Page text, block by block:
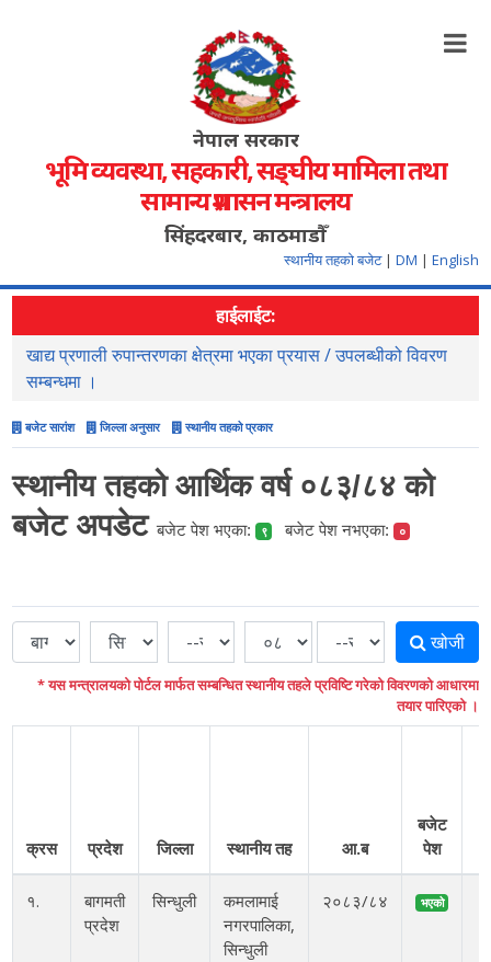
नेपाल सरकार
भूमि व्यवस्था, सहकारी, सङ्‍घीय मामिला तथा
सामान्य प्रशासन मन्त्रालय
सिंहदरबार, काठमाडौँ
स्थानीय तहको बजेट | DM | English
हाईलाईट:
खाद्य प्रणाली रुपान्तरणका क्षेत्रमा भएका प्रयास / उपलब्धीको विवरण
सम्बन्धमा ।
बजेट सारांश जिल्ला अनुसार स्थानीय तहको प्रकार
स्थानीय तहको आर्थिक वर्ष ०८३/८४ को
बजेट अपडेटबजेट पेश भएका: ९ बजेट पेश नभएका: ०
खोजी
* यस मन्त्रालयको पोर्टल मार्फत सम्बन्धित स्थानीय तहले प्रविष्टि गरेको विवरणको आधारमा
तयार पारिएको ।
क्रस प्रदेश जिल्ला स्थानीय तह आ.ब
बजेट
पेश
१.
बागमती
प्रदेश
सिन्धुली
कमलामाई
नगरपालिका,
सिन्धुली
२०८३/८४ भएको